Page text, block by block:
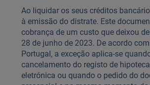
Ao liquidar os seus créditos
à emissão do distrate. Este
cobrança de um custo que deixou
28 de junho de 2023. De acordo
Portugal, a exceção aplica-se
cancelamento do registo de
eletrónica ou quando o pedido do